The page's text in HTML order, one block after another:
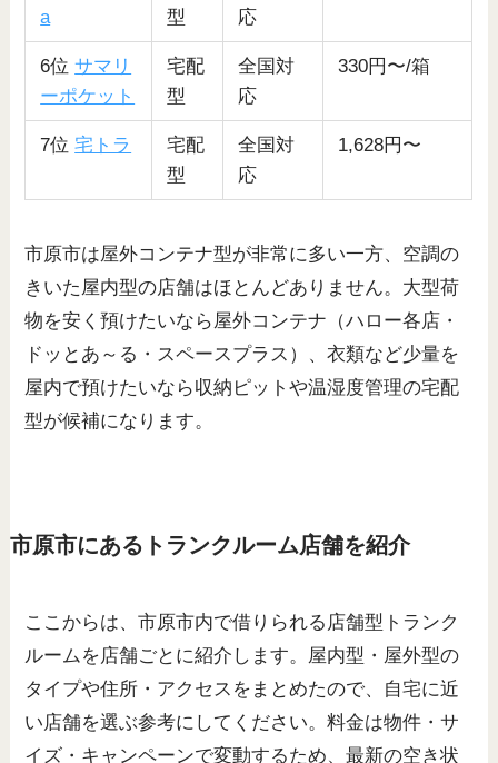
a
型
応
6位サマリ
ーポケット
宅配
型
全国対
応
330円〜/箱
7位宅トラ
宅配
型
全国対
応
1,628円〜
市原市は屋外コンテナ型が非常に多い一方、空調の
きいた屋内型の店舗はほとんどありません。大型荷
物を安く預けたいなら屋外コンテナ（ハロー各店・
ドッとあ～る・スペースプラス）、衣類など少量を
屋内で預けたいなら収納ピットや温湿度管理の宅配
型が候補になります。
市原市にあるトランクルーム店舗を紹介
ここからは、市原市内で借りられる店舗型トランク
ルームを店舗ごとに紹介します。屋内型・屋外型の
タイプや住所・アクセスをまとめたので、自宅に近
い店舗を選ぶ参考にしてください。料金は物件・サ
イズ・キャンペーンで変動するため、最新の空き状